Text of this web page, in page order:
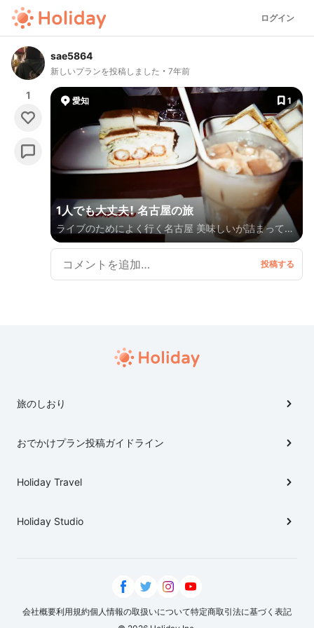
ログイン
sae5864
新しいプランを投稿しました 7年前
1 愛知 1
1人でも大丈夫！ 名古屋の旅
ライブのためによく行く名古屋 美味しいが詰まってま
す😋
旅のしおり
おでかけプラン投稿ガイドライン
Holiday Travel
Holiday Studio
会社概要利用規約個人情報の取扱いについて特定商取引法に基づく表記